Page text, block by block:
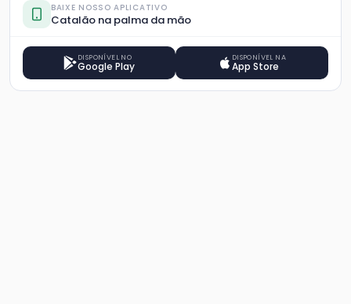
BAIXE NOSSO APLICATIVO
Catalão na palma da mão
DISPONÍVEL NO
Google Play
DISPONÍVEL NA
App Store